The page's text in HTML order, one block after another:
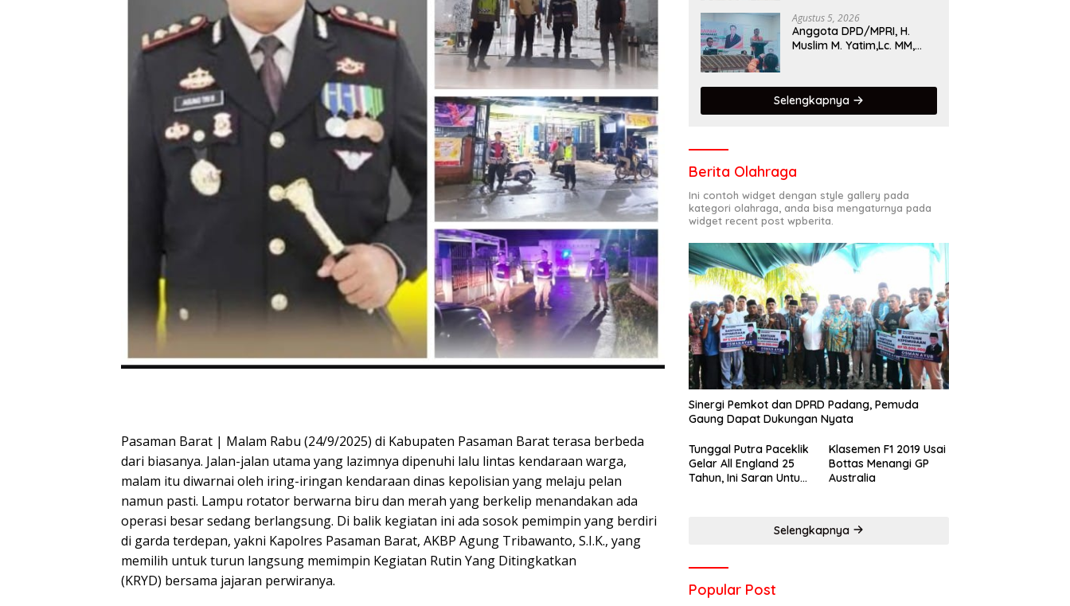
Pasaman Barat | Malam Rabu (24/9/2025) di Kabupaten Pasaman Barat terasa berbeda
dari biasanya. Jalan-jalan utama yang lazimnya dipenuhi lalu lintas kendaraan warga,
malam itu diwarnai oleh iring-iringan kendaraan dinas kepolisian yang melaju pelan
namun pasti. Lampu rotator berwarna biru dan merah yang berkelip menandakan ada
operasi besar sedang berlangsung. Di balik kegiatan ini ada sosok pemimpin yang berdiri
di garda terdepan, yakni Kapolres Pasaman Barat, AKBP Agung Tribawanto, S.I.K., yang
memilih untuk turun langsung memimpin Kegiatan Rutin Yang Ditingkatkan
(KRYD) bersama jajaran perwiranya.
Hasil Maksimal
Agustus 5, 2026
Anggota DPD/MPRI, H.
Muslim M. Yatim,Lc. MM,
satu garda terdepan
dalam Bencana
Selengkapnya
Berita Olahraga
Ini contoh widget dengan style gallery pada
kategori olahraga, anda bisa mengaturnya pada
widget recent post wpberita.
Sinergi Pemkot dan DPRD Padang, Pemuda
Gaung Dapat Dukungan Nyata
Tunggal Putra Paceklik
Gelar All England 25
Tahun, Ini Saran Untuk
Klasemen F1 2019 Usai
Bottas Menangi GP
Australia
Selengkapnya
Popular Post